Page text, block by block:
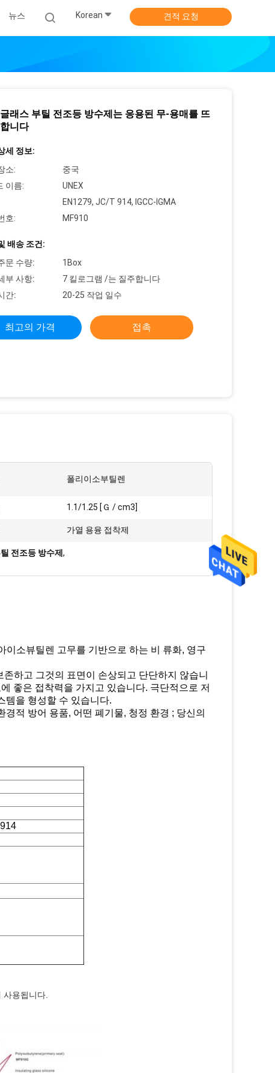
뉴스 Korean 견적 요청
래스 부틸 전조등 방수제는 응용된 무-용매를 뜨
니다
세 정보:
소:
중국
이름:
UNEX
EN1279, JC/T 914, IGCC-IGMA
호:
MF910
배송 조건:
문 수량:
1Box
부 사항:
7 킬로그램 /는 질주합니다
간:
20-25 작업 일수
최고의 가격 접촉
폴리이소부틸렌
1.1/1.25 [Ｇ / cm3]
가열 용융 접착제
전조등 방수제 ,
이소뷰틸렌 고무를 기반으로 하는 비 류화, 영구
하고 그것의 표면이 손상되고 단단하지 않습니
좋은 접착력을 가지고 있습니다. 극단적으로 저
템을 형성할 수 있습니다.
적 방어 용품, 어떤 폐기물, 청정 환경 ; 당신의
용됩니다.